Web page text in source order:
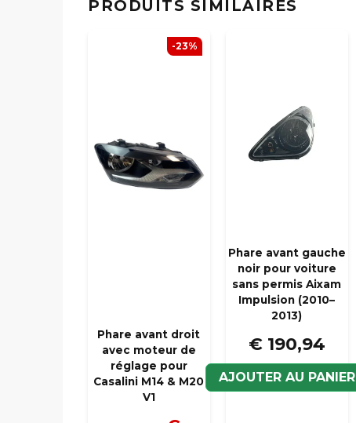
PRODUITS SIMILAIRES
Phare avant droit
avec moteur de
réglage pour
Casalini M14 & M20
V1
-23%
Phare avant gauche
noir pour voiture
sans permis Aixam
Impulsion (2010–
2013)
€ 190,94
AJOUTER AU PANIER